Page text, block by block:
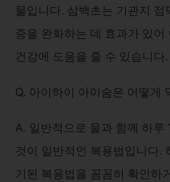
물입니다. 삼백초는 기관지 점
증을 완화하는 데 효과가 있어
건강에 도움을 줄 수 있습니다.
Q. 아이하이 아이숨은 어떻게
A. 일반적으로 물과 함께 하루
것이 일반적인 복용법입니다.
기된 복용법을 꼼꼼히 확인하